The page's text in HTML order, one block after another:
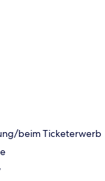
beim Ticketerwerb